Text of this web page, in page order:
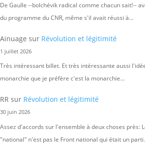
De Gaulle --bolchévik radical comme chacun sait!--
du programme du CNR, même s'il avait réussi à…
Ainuage sur Révolution et légitimité
1 juillet 2026
Très intéressant billet. Et très intéressante aussi
monarchie que je préfère c'est la monarchie…
RR sur Révolution et légitimité
30 juin 2026
Assez d'accords sur l'ensemble à deux choses près:
"national" n'est pas le Front national qui était un